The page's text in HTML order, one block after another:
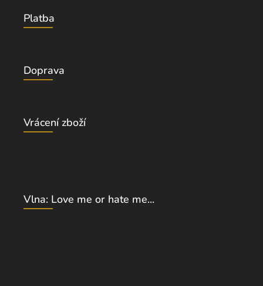
Platba
Doprava
Vrácení zboží
Vlna: Love me or hate me...